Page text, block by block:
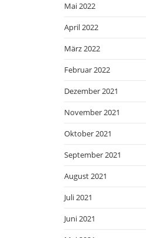
Mai 2022
April 2022
März 2022
Februar 2022
Dezember 2021
November 2021
Oktober 2021
September 2021
August 2021
Juli 2021
Juni 2021